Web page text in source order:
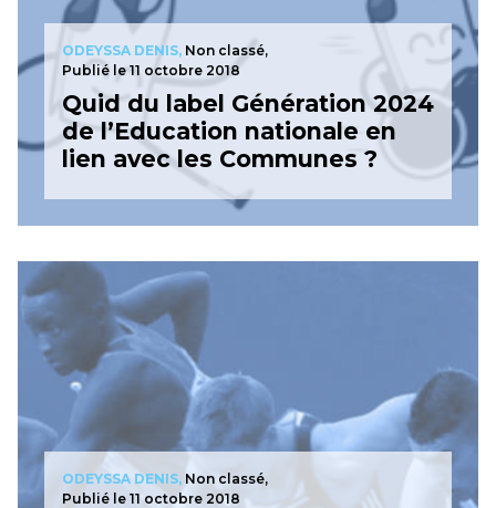
ODEYSSA DENIS, Non classé,
Publié le 11 octobre 2018
Quid du label Génération 2024
de l’Education nationale en
lien avec les Communes ?
ODEYSSA DENIS, Non classé,
Publié le 11 octobre 2018